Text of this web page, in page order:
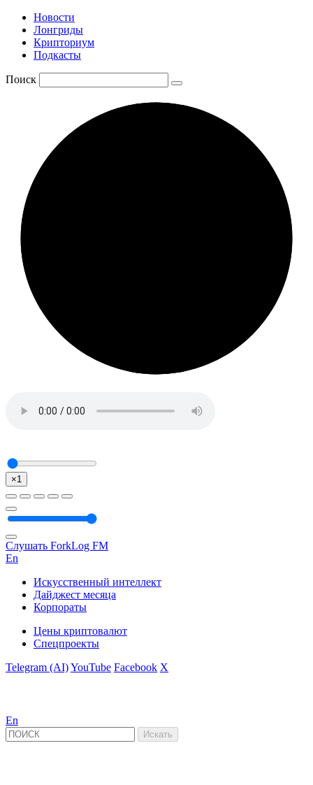
Новости
Лонгриды
Крипториум
Подкасты
Поиск
×1
Слушать ForkLog FM
En
Искусственный интеллект
Дайджест месяца
Корпораты
Цены криптовалют
Спецпроекты
Telegram (AI)YouTube Facebook X
En